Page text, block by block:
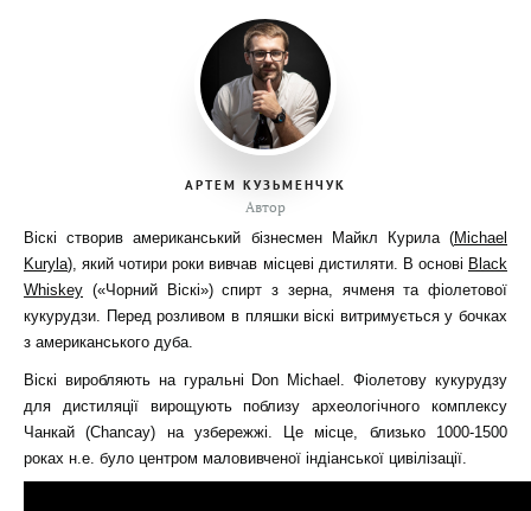
АРТЕМ КУЗЬМЕНЧУК
Автор
Віскі створив американський бізнесмен Майкл Курила (Michael
Kuryla), який чотири роки вивчав місцеві дистиляти. В основі Black
Whiskey («Чорний Віскі») спирт з зерна, ячменя та фіолетової
кукурудзи. Перед розливом в пляшки віскі витримується у бочках
з американського дуба.
Віскі виробляють на гуральні Don Michael. Фіолетову кукурудзу
для дистиляції вирощують поблизу археологічного комплексу
Чанкай (Chancay) на узбережжі. Це місце, близько 1000-1500
роках н.е. було центром маловивченої індіанської цивілізації.